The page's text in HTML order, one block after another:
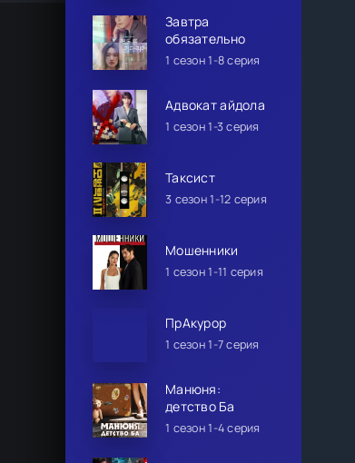
Завтра
обязательно
1 сезон 1-8 серия
Адвокат айдола
1 сезон 1-3 серия
Таксист
3 сезон 1-12 серия
Мошенники
1 сезон 1-11 серия
ПрАкурор
1 сезон 1-7 серия
Манюня:
детство Ба
1 сезон 1-4 серия